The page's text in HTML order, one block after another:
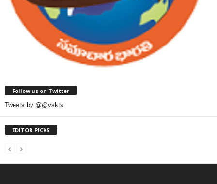
Follow us on Twitter
Tweets by @@vskts
EDITOR PICKS